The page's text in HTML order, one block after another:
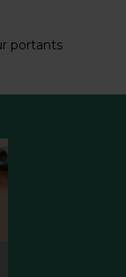
portants